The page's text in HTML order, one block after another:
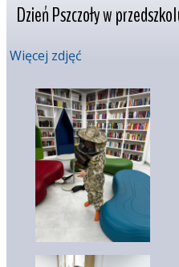
Dzień Pszczoły w
Więcej zdjęć